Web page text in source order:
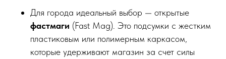
Для города идеальный выбор — открытые
фастмаги (Fast Mag). Это подсумки с жестким
пластиковым или полимерным каркасом,
которые удерживают магазин за счет силы